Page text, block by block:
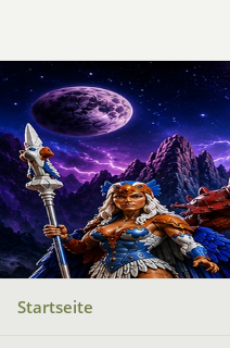
Startseite